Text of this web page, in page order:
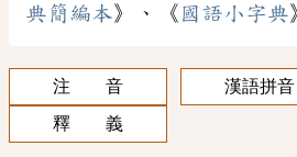
典簡編本》、《 國語小字典
注 音
漢語拼音
釋 義